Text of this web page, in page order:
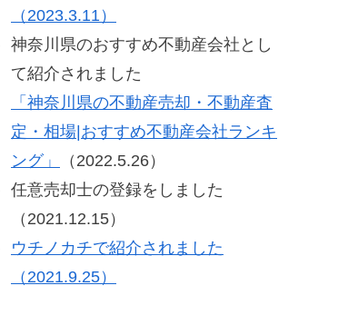
（2023.3.11）
神奈川県のおすすめ不動産会社とし
て紹介されました
「神奈川県の不動産売却・不動産査
定・相場|おすすめ不動産会社ランキ
ング」
（2022.5.26）
任意売却士の登録をしました
（2021.12.15）
ウチノカチで紹介されました
（2021.9.25）